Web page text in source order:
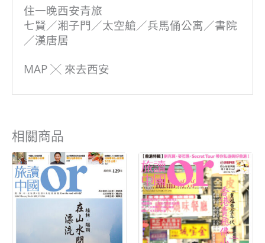
住一晚西安青旅
七賢／湘子門／太空艙／兵馬俑公寓／書院
／漢唐居
MAP ╳ 來去西安
相關商品
原
始
價
格：
NT$199。
目
前
價
格：
NT$80。
原
始
價
格：
NT$199。
目
前
價
格：
NT$80。